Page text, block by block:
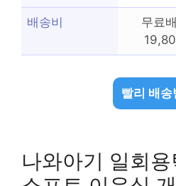
배송비
무료
빨리 배송
나와아기 일회